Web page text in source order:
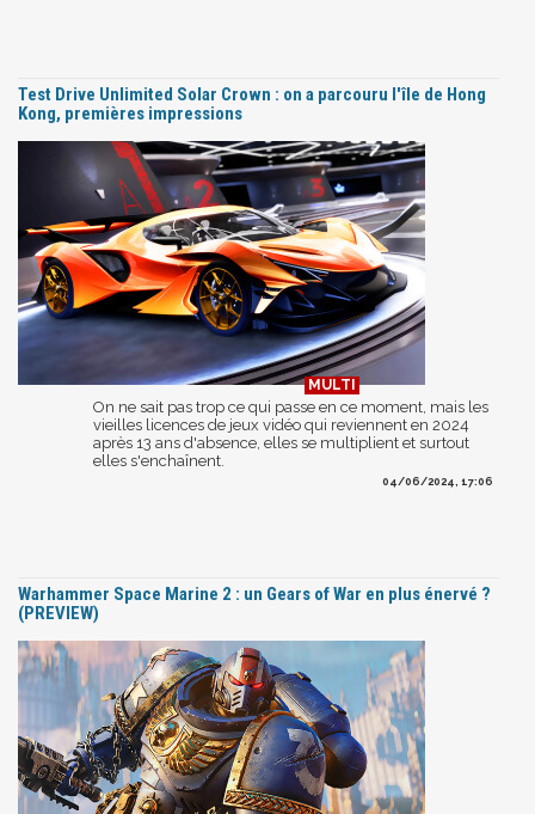
Test Drive Unlimited Solar Crown : on a parcouru l'île de Hong
Kong, premières impressions
On ne sait pas trop ce qui passe en ce moment, mais les
vieilles licences de jeux vidéo qui reviennent en 2024
après 13 ans d'absence, elles se multiplient et surtout
elles s'enchaînent.
04/06/2024, 17:06
Warhammer Space Marine 2 : un Gears of War en plus énervé ?
(PREVIEW)